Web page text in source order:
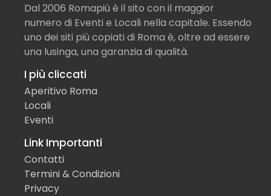
Dal 2006 Romapiù è il sito con il maggior
numero di Eventi e Locali nella capitale. Essendo
uno dei siti più copiati di Roma è, oltre ad essere
una lusinga, una garanzia di qualità.
I più cliccati
Aperitivo Roma
Locali
Eventi
Link Importanti
Contatti
Termini & Condizioni
Privacy